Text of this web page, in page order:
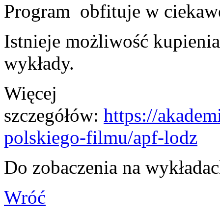
Program obfituje w
Istnieje możliwość
wykłady.
Więcej
szczegółów: https://
polskiego-filmu/apf-lodz
Do zobaczenia na
Wróć